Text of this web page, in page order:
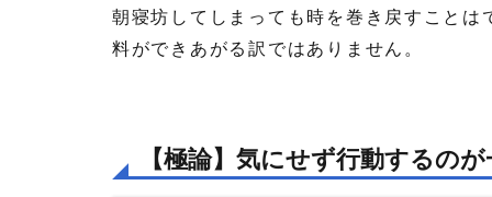
朝寝坊してしまっても時を巻き戻すこと
料ができあがる訳ではありません。
【極論】気にせず行動するの